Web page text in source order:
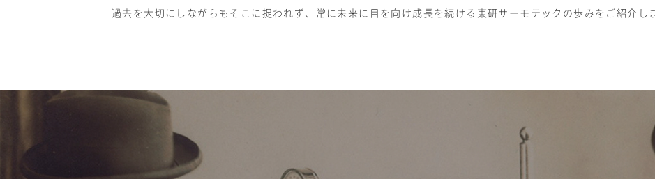
過去を大切にしながらもそこに捉われず、常に未来に目を向け成長を続ける東研サーモテックの歩みをご紹介し